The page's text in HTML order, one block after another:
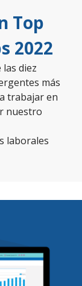
Top
2022
las diez
más
trabajar en
nuestro
laborales